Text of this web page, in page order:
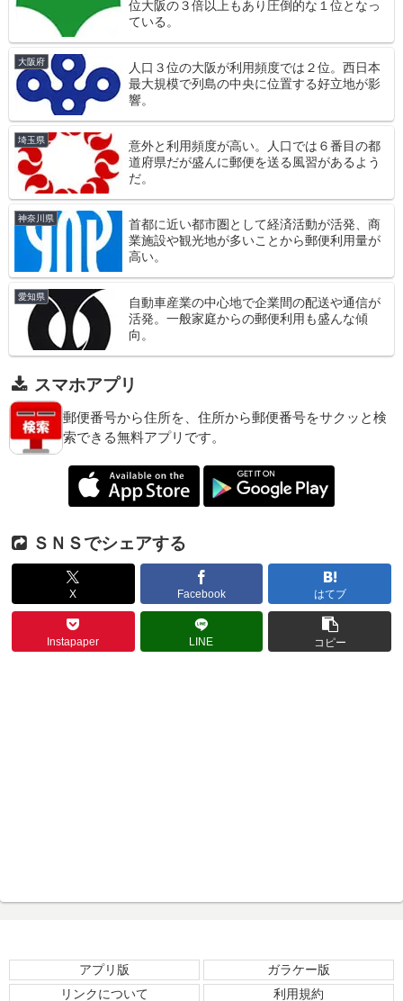
位大阪の３倍以上もあり圧倒的な１位となっ
ている。
大阪府
人口３位の大阪が利用頻度では２位。西日本
最大規模で列島の中央に位置する好立地が影
響。
埼玉県
意外と利用頻度が高い。人口では６番目の都
道府県だが盛んに郵便を送る風習があるよう
だ。
神奈川県
首都に近い都市圏として経済活動が活発、商
業施設や観光地が多いことから郵便利用量が
高い。
愛知県
自動車産業の中心地で企業間の配送や通信が
活発。一般家庭からの郵便利用も盛んな傾
向。
スマホアプリ
郵便番号から住所を、住所から郵便番号をサクッと検
索できる無料アプリです。
ＳＮＳでシェアする
X Facebook はてブ
Instapaper LINE コピー
アプリ版
ガラケー版
リンクについて
利用規約